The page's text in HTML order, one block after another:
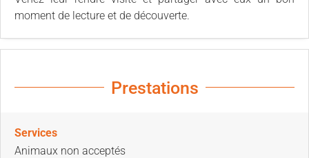
moment de lecture et de découverte.
Prestations
Services
Animaux non acceptés